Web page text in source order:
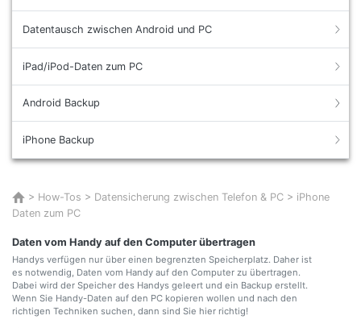
Datentausch zwischen Android und PC
iPad/iPod-Daten zum PC
Android Backup
iPhone Backup
> How-Tos > Datensicherung zwischen Telefon & PC > iPhone
Daten zum PC
Daten vom Handy auf den Computer übertragen
Handys verfügen nur über einen begrenzten Speicherplatz. Daher ist
es notwendig, Daten vom Handy auf den Computer zu übertragen.
Dabei wird der Speicher des Handys geleert und ein Backup erstellt.
Wenn Sie Handy-Daten auf den PC kopieren wollen und nach den
richtigen Techniken suchen, dann sind Sie hier richtig!